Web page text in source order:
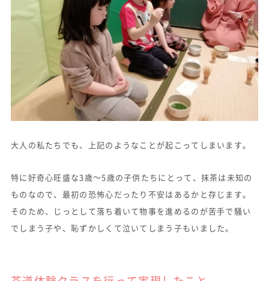
大人の私たちでも、上記のようなことが起こってしまいます。
特に好奇心旺盛な3歳〜5歳の子供たちにとって、抹茶は未知の
ものなので、最初の恐怖心だったり不安はあるかと存じます。
そのため、じっとして落ち着いて物事を進めるのが苦手で騒い
でしまう子や、恥ずかしくて泣いてしまう子もいました。